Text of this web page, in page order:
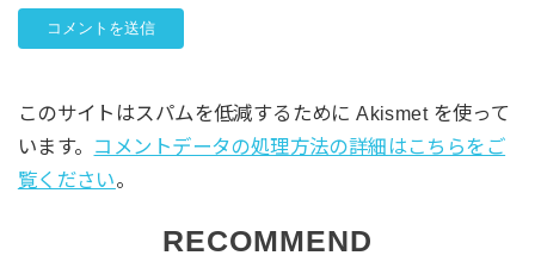
このサイトはスパムを低減するために Akismet を使って
います。 コメントデータの処理方法の詳細はこちらをご
覧ください。
RECOMMEND